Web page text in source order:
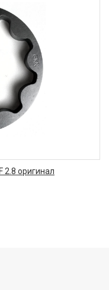
2.8 оригинал